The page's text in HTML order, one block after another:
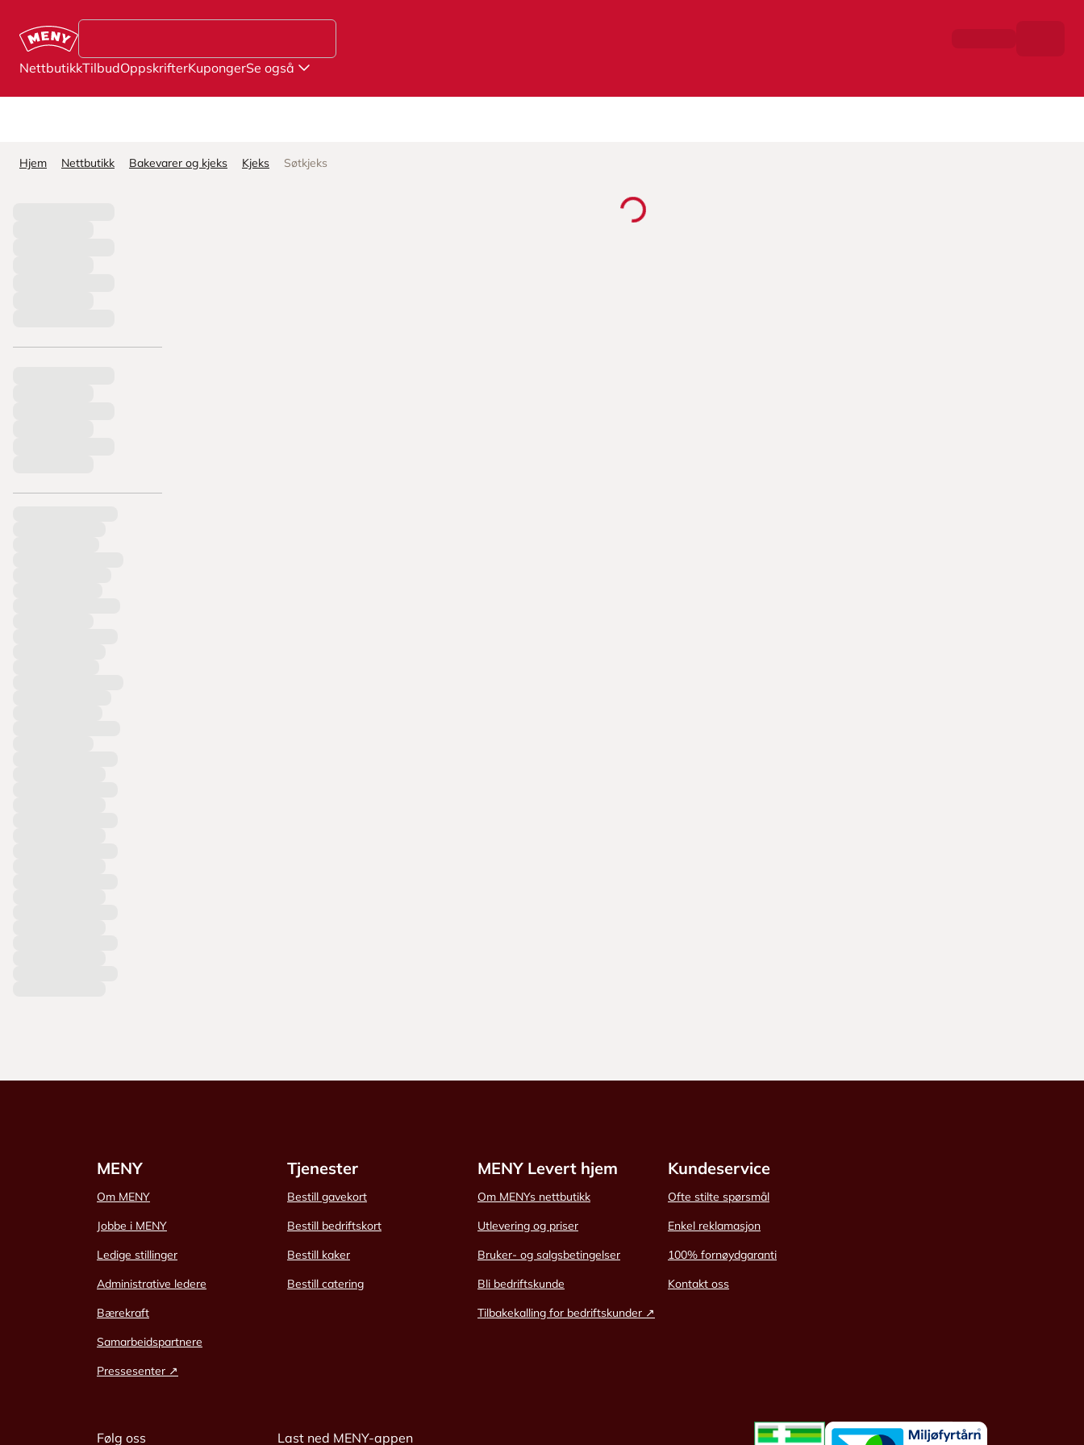
NettbutikkTilbudOppskrifterKupongerSe også
Hjem Nettbutikk Bakevarer og kjeks Kjeks Søtkjeks
MENY
Om MENY
Jobbe i MENY
Ledige stillinger
Administrative ledere
Bærekraft
Samarbeidspartnere
Pressesenter ↗
Tjenester
Bestill gavekort
Bestill bedriftskort
Bestill kaker
Bestill catering
MENY Levert hjem
Om MENYs nettbutikk
Utlevering og priser
Bruker- og salgsbetingelser
Bli bedriftskunde
Tilbakekalling for bedriftskunder ↗
Kundeservice
Ofte stilte spørsmål
Enkel reklamasjon
100% fornøydgaranti
Kontakt oss
Følg oss Last ned MENY-appen